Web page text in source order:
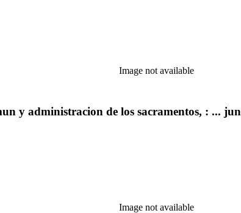
Image not available
y administracion de los sacramentos, : ...
Image not available